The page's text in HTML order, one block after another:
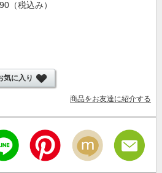
（税込み）
気に入り
商品をお友達に紹介する